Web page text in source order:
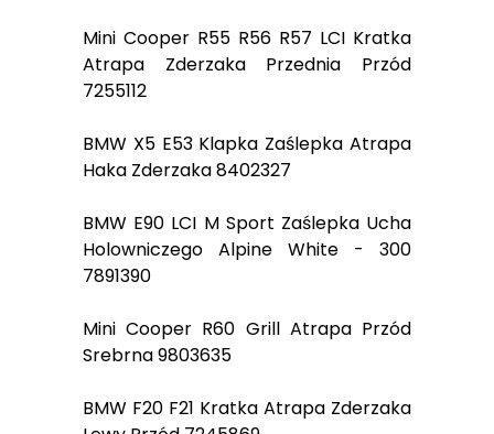
Mini Cooper R55 R56 R57 LCI Kratka
Atrapa Zderzaka Przednia Przód
7255112
BMW X5 E53 Klapka Zaślepka Atrapa
Haka Zderzaka 8402327
BMW E90 LCI M Sport Zaślepka Ucha
Holowniczego Alpine White - 300
7891390
Mini Cooper R60 Grill Atrapa Przód
Srebrna 9803635
BMW F20 F21 Kratka Atrapa Zderzaka